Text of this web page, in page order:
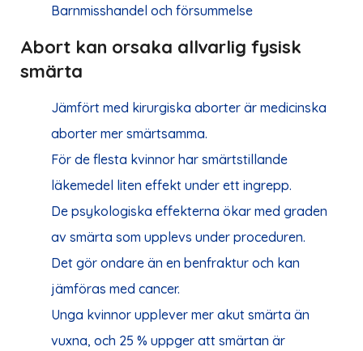
Barnmisshandel och försummelse
Abort kan orsaka allvarlig fysisk
smärta
Jämfört med kirurgiska aborter är medicinska
aborter mer smärtsamma.
För de flesta kvinnor har smärtstillande
läkemedel liten effekt under ett ingrepp.
De psykologiska effekterna ökar med graden
av smärta som upplevs under proceduren.
Det gör ondare än en benfraktur och kan
jämföras med cancer.
Unga kvinnor upplever mer akut smärta än
vuxna, och 25 % uppger att smärtan är